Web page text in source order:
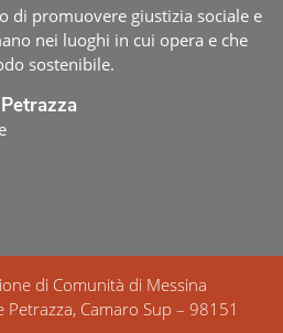
di promuovere giustizia sociale e
nei luoghi in cui opera e che
sostenibile.
di Comunità di Messina
Camaro Sup – 98151